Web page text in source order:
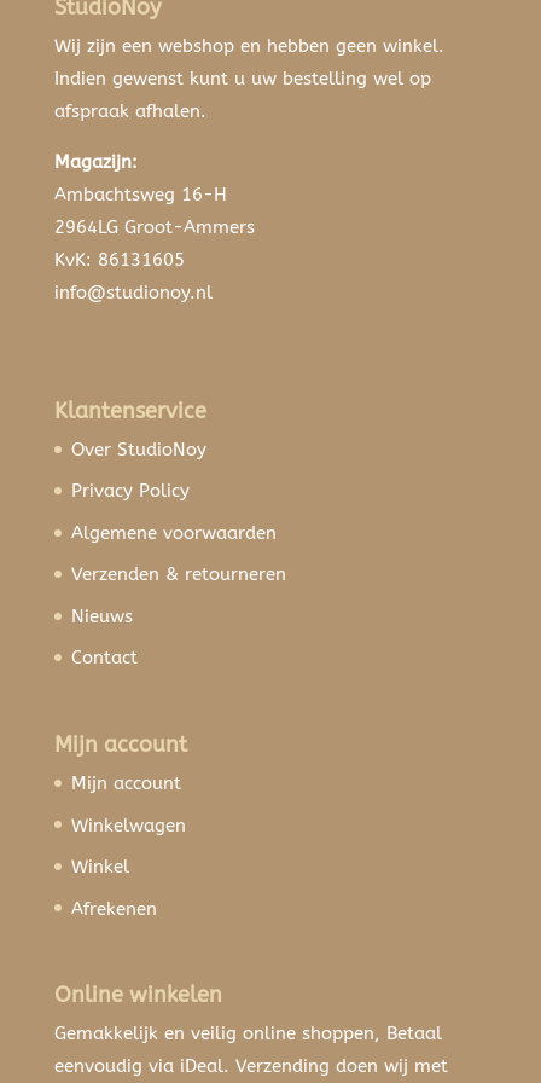
StudioNoy
Wij zijn een webshop en hebben geen winkel.
Indien gewenst kunt u uw bestelling wel op
afspraak afhalen.
Magazijn:
Ambachtsweg 16-H
2964LG Groot-Ammers
KvK: 86131605
info@studionoy.nl
Klantenservice
Over StudioNoy
Privacy Policy
Algemene voorwaarden
Verzenden & retourneren
Nieuws
Contact
Mijn account
Mijn account
Winkelwagen
Winkel
Afrekenen
Online winkelen
Gemakkelijk en veilig online shoppen, Betaal
eenvoudig via iDeal. Verzending doen wij met